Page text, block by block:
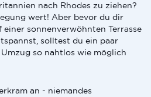
nach Rhodes zu ziehen?
wert! Aber bevor du dir
sonnenverwöhnten Terrasse
solltest du ein paar
so nahtlos wie möglich
an - niemandes